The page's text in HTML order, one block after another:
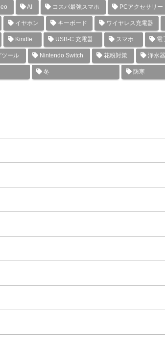
AI コスパ最強スマホ PCアクセサリー
イヤホン キーボード ワイヤレス充電器
Kindle USB-C 充電器 スマホ 電
ツール Nintendo Switch 花粉対策 浄水器
冬 防寒